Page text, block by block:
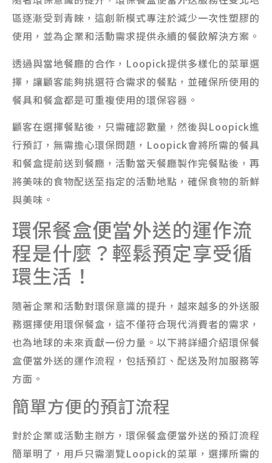
區逐漸受到青睞，這創新模式專注於減少一次性塑膠的
使用，並為企業和活動需求提供永續的餐飲解決方案。
透過與當地餐廳的合作，Loopick提供多樣化的菜單選
擇，讓顧客能夠挑選符合需求的餐點，並確保所使用的
餐具和餐盒都是可重複使用的環保容器。
顧客在選擇餐點後，只需確認數量，然後與Loopick進
行預訂，無需擔心環保問題，Loopick會將所需的餐具
和餐盒提前送到餐廳，活動當天餐廳製作完餐點後，再
將美味的食物配送至指定的活動地點，確保食物的新鮮
與美味。
環保餐盒便當外送的運作流
程是什麼？輕鬆預定享受循
環生活！
隨著企業和活動對環保意識的提升，越來越多的外送服
務選擇使用環保餐盒，這不僅符合現代消費者的需求，
也為地球的未來貢獻一份力量。以下將詳細介紹環保餐
盒便當外送的運作流程，包括預訂、配送及附加服務等
方面。
簡單方便的預訂流程
對於企業或活動主辦方，環保餐盒便當外送的預訂流程
簡單明了，用戶只需瀏覽Loopick的菜單，選擇所需的